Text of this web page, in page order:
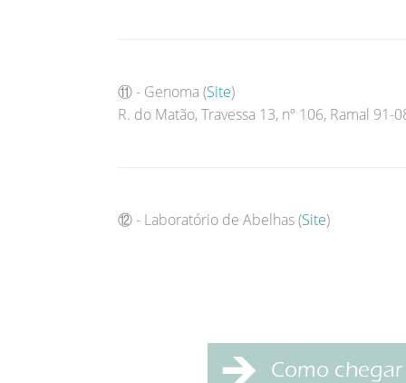
⑪ - Genoma (Site)
R. do Matão, Travessa 13, nº 106, Ramal 91-
⑫ - Laboratório de Abelhas (Site)